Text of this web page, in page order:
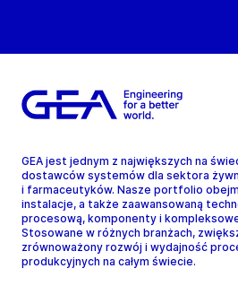
GEA jest jednym z największych na
dostawców systemów dla sektora
i farmaceutyków. Nasze portfolio
instalacje, a także zaawansowaną
procesową, komponenty i kompleksowe
Stosowane w różnych branżach,
zrównoważony rozwój i wydajność
produkcyjnych na całym świecie.